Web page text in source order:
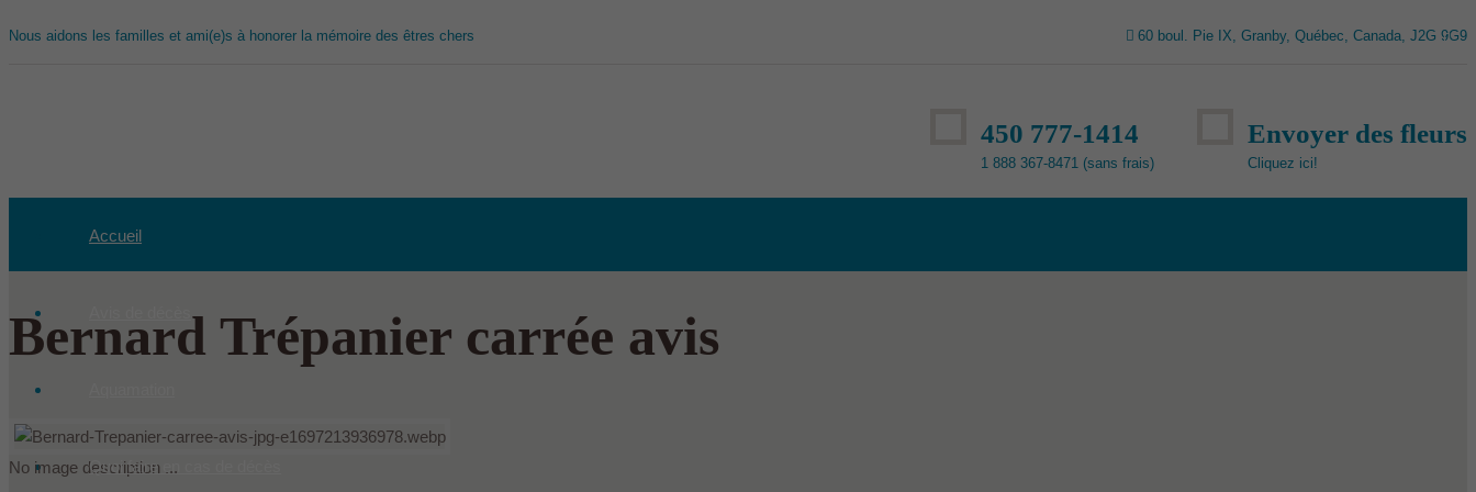
Nous aidons les familles et ami(e)s à honorer la mémoire des êtres chers 60 boul. Pie IX, Granby, Québec, Canada, J2G 9G9
450 777-1414
1 888 367-8471 (sans frais)
Envoyer des fleurs
Cliquez ici!
Accueil
Quoi faire en cas de décès
Bernard Trépanier carrée avis
No image description ...